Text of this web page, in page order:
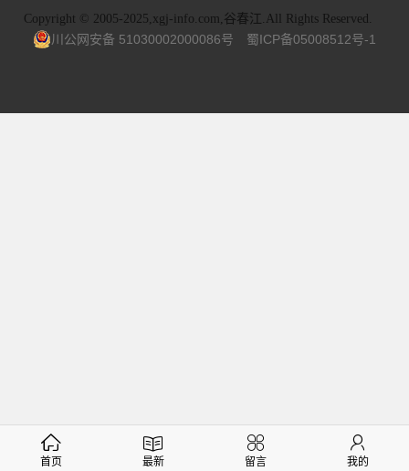
Copyright © 2005-2025,xgj-info.com,谷春江.All Rights Reserved.
川公网安备 51030002000086号 蜀ICP备05008512号-1
首页 最新 留言 我的